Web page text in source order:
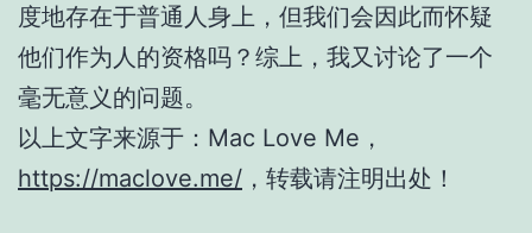
度地存在于普通人身上，但我们会因此而怀疑
他们作为人的资格吗？综上，我又讨论了一个
毫无意义的问题。
以上文字来源于：Mac Love Me，
https://maclove.me/ ，转载请注明出处！